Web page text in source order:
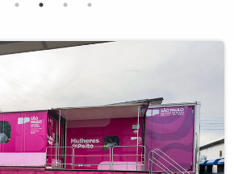
o acesso à educação e oferecendo uma
última turma da Educação de
formada pelo município foi em 2016,
Barras e, a partir de agosto de 2025,
importante ampliação. Em parceria
passou a disponibilizar também
II (6º ao 9º ano) e o Ensino
significativamente as oportunidades
adultos concluam sua formação.A